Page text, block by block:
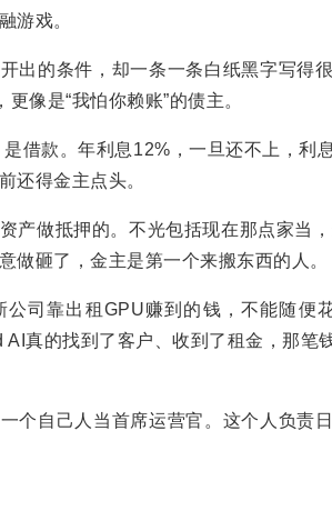
游戏。
出的条件，却一条一条白纸黑字写得
像是“我怕你赖账”的债主。
借款。年利息12%，一旦还不上，利
还得金主点头。
产做抵押的。不光包括现在那点家当
做砸了，金主是第一个来搬东西的人。
司靠出租GPU赚到的钱，不能随便
AI真的找到了客户、收到了租金，那笔
个自己人当首席运营官。这个人负责